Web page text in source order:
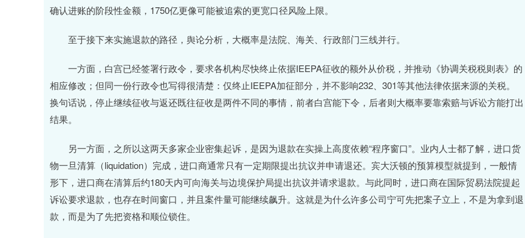
确认进账的阶段性金额，1750亿更像可能被追索的更宽口径风险上限。
至于接下来实施退款的路径，舆论分析，大概率是法院、海关、行政部门三线并行。
一方面，白宫已经签署行政令，要求各机构尽快终止依据IEEPA征收的额外从价税，并推动《协调关税税则表》的
相应修改；但同一份行政令也写得很清楚：仅终止IEEPA加征部分，并不影响232、301等其他法律依据来源的关税。
换句话说，停止继续征收与返还既往征收是两件不同的事情，前者白宫能下令，后者则大概率要靠索赔与诉讼方能打出
结果。
另一方面，之所以这两天多家企业密集起诉，是因为退款在实操上高度依赖“程序窗口”。业内人士都了解，进口货
物一旦清算（liquidation）完成，进口商通常只有一定期限提出抗议并申请退还。宾大沃顿的预算模型就提到，一般情
形下，进口商在清算后约180天内可向海关与边境保护局提出抗议并请求退款。与此同时，进口商在国际贸易法院提起
诉讼要求退款，也存在时间窗口，并且案件量可能继续飙升。这就是为什么许多公司宁可先把案子立上，不是为拿到退
款，而是为了先把资格和顺位锁住。